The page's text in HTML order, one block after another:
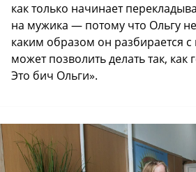
как только начинает
на мужика — потому что Ольгу не
каким образом он разбирается
может позволить делать так,
Это бич Ольги».